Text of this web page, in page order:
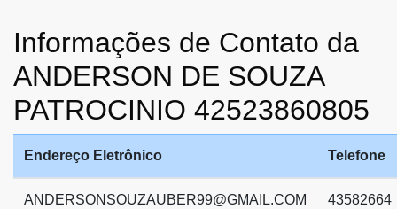
Informações de Contato da
ANDERSON DE SOUZA
PATROCINIO 42523860805
Endereço Eletrônico Telefone
ANDERSONSOUZAUBER99@GMAIL.COM
43582664